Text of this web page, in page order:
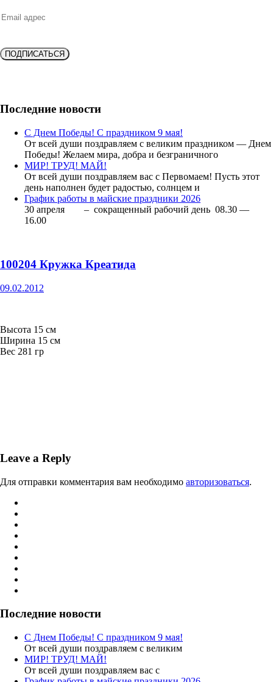
ПОДПИСАТЬСЯ
Последние новости
С Днем Победы! С праздником 9 мая!
От всей души поздравляем с великим праздником — Днем
Победы! Желаем мира, добра и безграничного
МИР! ТРУД! МАЙ!
От всей души поздравляем вас с Первомаем! Пусть этот
день наполнен будет радостью, солнцем и
График работы в майские праздники 2026
30 апреля – сокращенный рабочий день 08.30 —
16.00
100204 Кружка Креатида
09.02.2012
Высота 15 см
Ширина 15 см
Вес 281 гр
Leave a Reply
Для отправки комментария вам необходимо авторизоваться.
Последние новости
С Днем Победы! С праздником 9 мая!
От всей души поздравляем с великим
МИР! ТРУД! МАЙ!
От всей души поздравляем вас с